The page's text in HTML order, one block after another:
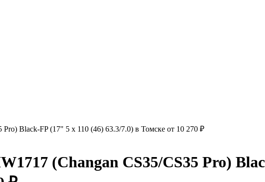
Black-FP (17" 5 x 110 (46) 63.3/7.0) в Томске от 10 270 ₽
(Changan CS35/CS35 Pro)